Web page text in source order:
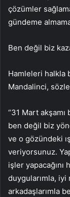
çözümler
gündeme
Ben değil biz
Hamleleri halkla
Mandalinci,
“31 Mart akşamı
ben değil biz
ve o gözündeki
veriyorsunuz.
işler
duygularımla, iyi
arkadaşlarımla